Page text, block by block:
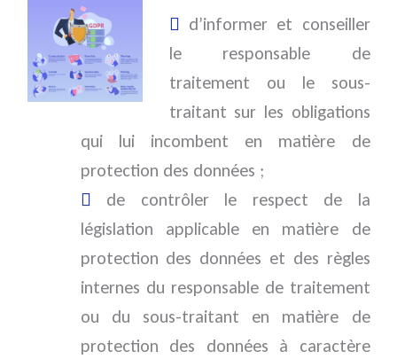
d’informer et conseiller
le responsable de
traitement ou le sous-
traitant sur les obligations
qui lui incombent en matière de
protection des données ;
de contrôler le respect de la
législation applicable en matière de
protection des données et des règles
internes du responsable de traitement
ou du sous-traitant en matière de
protection des données à caractère